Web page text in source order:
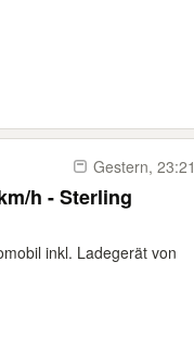
Gestern, 23:21
h - Sterling
inkl. Ladegerät von